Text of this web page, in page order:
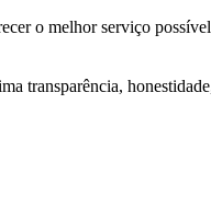
o melhor serviço
transparência,